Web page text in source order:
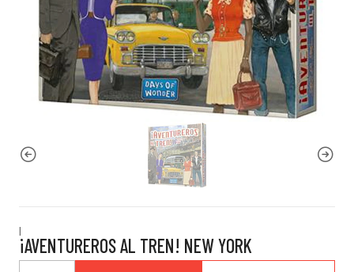
|
¡AVENTUREROS AL TREN! NEW YORK